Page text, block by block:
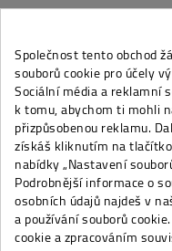
6 články v kategorii
Klonování
Publikováno: 16.08.2016 |
Klonování konopí je
search
Číst více 13514
Semena
Publikováno: 16.08.2016 |
Obrázky z kapitoly o
search
Číst více 9230
Společnost tento obchod
souborů cookie pro účely
Sociální média a reklamní
k tomu, abychom ti mohli
přizpůsobenou reklamu.
získáš kliknutím na
nabídky „Nastavení
Podrobnější informace o
osobních údajů najdeš v
a používání souborů
cookie a zpracováním